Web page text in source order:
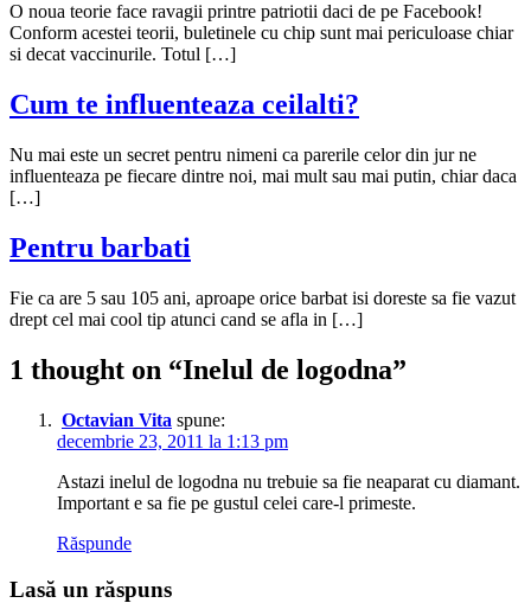
O noua teorie face ravagii printre patriotii daci de pe Facebook!
Conform acestei teorii, buletinele cu chip sunt mai periculoase chiar
si decat vaccinurile. Totul […]
Cum te influenteaza ceilalti?
Nu mai este un secret pentru nimeni ca parerile celor din jur ne
influenteaza pe fiecare dintre noi, mai mult sau mai putin, chiar daca
[…]
Pentru barbati
Fie ca are 5 sau 105 ani, aproape orice barbat isi doreste sa fie vazut
drept cel mai cool tip atunci cand se afla in […]
1 thought on “Inelul de logodna”
Octavian Vita spune:
decembrie 23, 2011 la 1:13 pm
Astazi inelul de logodna nu trebuie sa fie neaparat cu diamant.
Important e sa fie pe gustul celei care-l primeste.
Răspunde
Lasă un răspuns